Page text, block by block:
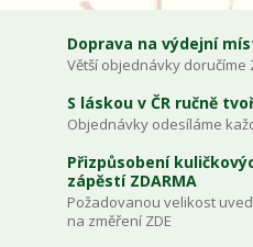
Doprava na výdejní
Větší objednávky doručíme
S láskou v ČR ručně
Objednávky odesíláme
Přizpůsobení
zápěstí ZDARMA
Požadovanou velikost
na změření ZDE